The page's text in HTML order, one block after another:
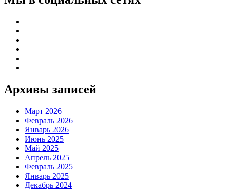
Архивы записей
Март 2026
Февраль 2026
Январь 2026
Июнь 2025
Май 2025
Апрель 2025
Февраль 2025
Январь 2025
Декабрь 2024